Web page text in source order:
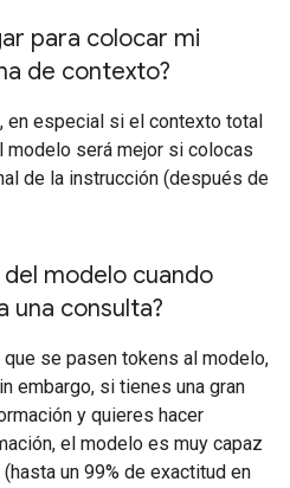
para colocar mi
de contexto?
en especial si el contexto total
modelo será mejor si colocas
de la instrucción (después de
modelo cuando
una consulta?
se pasen tokens al modelo,
embargo, si tienes una gran
y quieres hacer
el modelo es muy capaz
un 99% de exactitud en